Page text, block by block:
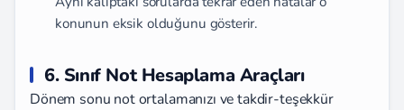
konunun eksik olduğunu gösterir.
6. Sınıf Not Hesaplama Araçları
Dönem sonu not ortalamanızı ve takdir-teşekkür